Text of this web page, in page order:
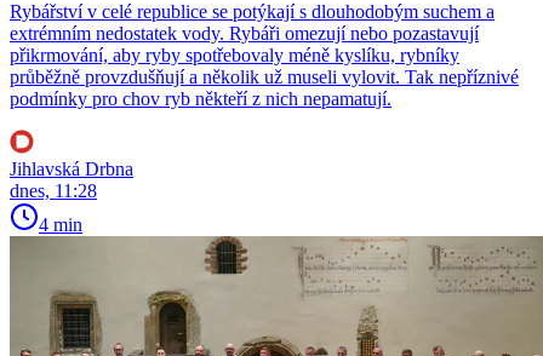
Rybářství v celé republice se potýkají s dlouhodobým suchem a
extrémním nedostatek vody. Rybáři omezují nebo pozastavují
přikrmování, aby ryby spotřebovaly méně kyslíku, rybníky
průběžně provzdušňují a několik už museli vylovit. Tak nepříznivé
podmínky pro chov ryb někteří z nich nepamatují.
Jihlavská Drbna
dnes, 11:28
4 min